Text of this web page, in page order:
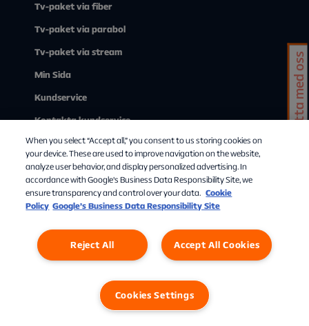
Tv-paket via fiber
Tv-paket via parabol
Tv-paket via stream
Min Sida
Kundservice
Kontakta kundservice
Om Allente
Personuppgifter CookiesCookies Settings
Chatta med oss
When you select “Accept all,” you consent to us storing cookies on
your device. These are used to improve navigation on the website,
analyze user behavior, and display personalized advertising. In
accordance with Google's Business Data Responsibility Site, we
ensure transparency and control over your data. Cookie
Policy Google’s Business Data Responsibility Site
Accept All Cookies
Reject All
Cookies Settings